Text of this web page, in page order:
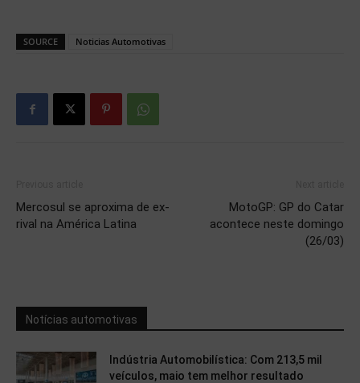
SOURCE Noticias Automotivas
Mercosul se aproxima de ex-
rival na América Latina
MotoGP: GP do Catar
acontece neste domingo
(26/03)
Notícias automotivas
Indústria Automobilística: Com 213,5 mil
veículos, maio tem melhor resultado